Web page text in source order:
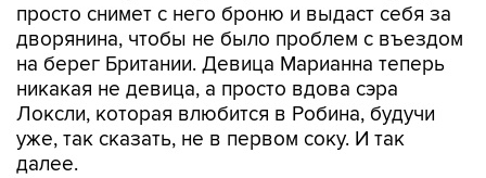
просто снимет с него броню и выдаст себя за
дворянина, чтобы не было проблем с въездом
на берег Британии. Девица Марианна теперь
никакая не девица, а просто вдова сэра
Локсли, которая влюбится в Робина, будучи
уже, так сказать, не в первом соку. И так
далее.